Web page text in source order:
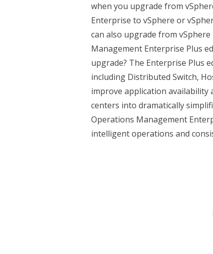
when you upgrade from
Enterprise to vSphere or
can also upgrade from
Management Enterprise Plus
upgrade? The Enterprise Plus
including Distributed Switch,
improve application
centers into dramatically
Operations Management
intelligent operations and